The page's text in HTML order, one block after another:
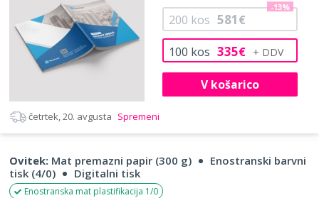
100 kos 335€
200 kos 581€
-13%
V košarico
četrtek, 20. avgusta Spremeni
Ovitek: Mat premazni papir (300 g)
Enostranski barvni
tisk (4/0)
Digitalni tisk
Enostranska mat plastifikacija 1/0